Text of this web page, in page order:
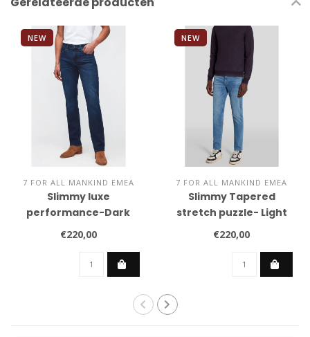
NEW
7 FOR ALL MANKIND EMEA
Slimmy luxe
performance-Dark
blue
€220,00
NEW
7 FOR ALL MANKIND EMEA
Slimmy Tapered
stretch puzzle- Light
blue
€220,00